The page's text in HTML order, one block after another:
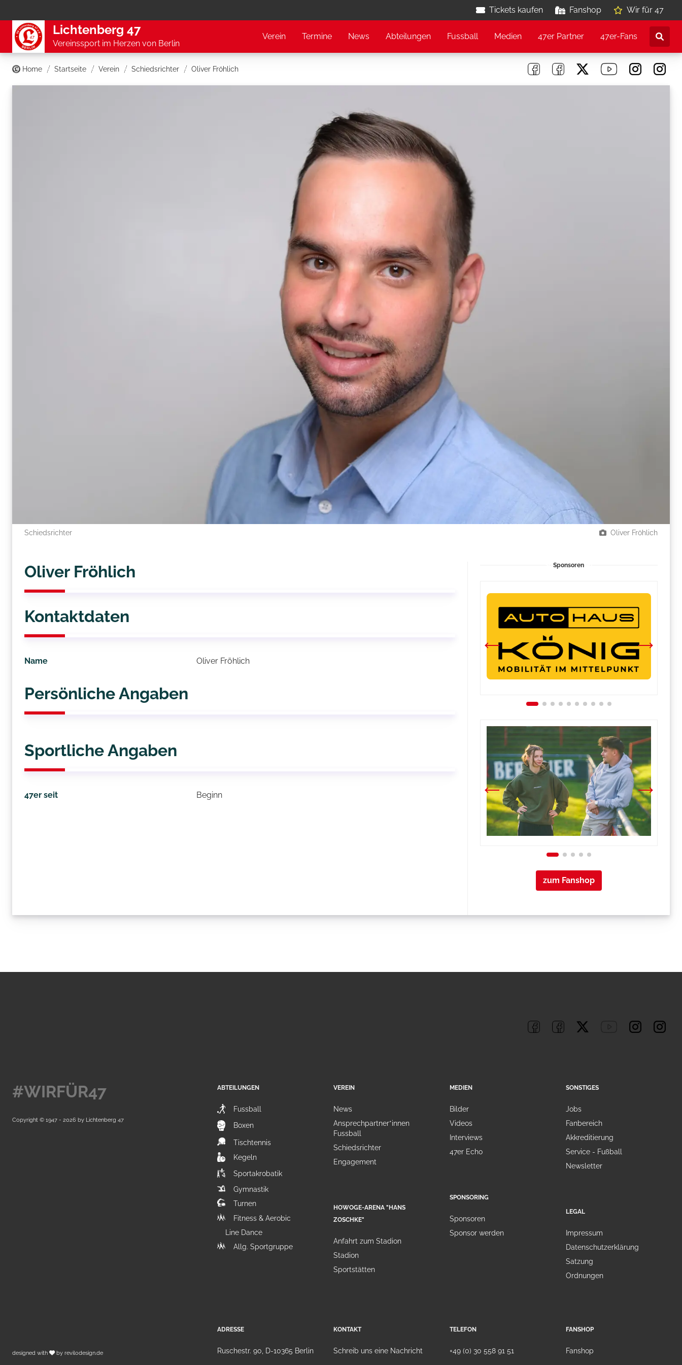
Tickets kaufen Fanshop Wir für 47
Lichtenberg 47
Vereinssport im Herzen von Berlin
Verein Termine News Abteilungen Fussball Medien 47er Partner 47er-Fans
Home Startseite Verein Schiedsrichter Oliver Fröhlich
Schiedsrichter Oliver Fröhlich
Oliver Fröhlich
Kontaktdaten
Name Oliver Fröhlich
Persönliche Angaben
Sportliche Angaben
47er seit Beginn
Sponsoren
zum Fanshop
ABTEILUNGEN
Fussball
Boxen
Tischtennis
Kegeln
Sportakrobatik
Gymnastik
Turnen
Fitness & Aerobic
Line Dance
Allg. Sportgruppe
VEREIN
News
Ansprechpartner*innen
Fussball
Schiedsrichter
Engagement
HOWOGE-ARENA "HANS
ZOSCHKE"
Anfahrt zum Stadion
Stadion
Sportstätten
MEDIEN
Bilder
Videos
Interviews
47er Echo
SPONSORING
Sponsoren
Sponsor werden
SONSTIGES
Jobs
Fanbereich
Akkreditierung
Service - Fußball
Newsletter
LEGAL
Impressum
Datenschutzerklärung
Satzung
Ordnungen
ADRESSE
Ruschestr. 90, D-10365 Berlin
KONTAKT
Schreib uns eine Nachricht
TELEFON
+49 (0) 30 558 91 51
FANSHOP
Fanshop
#WIRFÜR47
Copyright © 1947 - 2026 by Lichtenberg 47
designed with by revilodesign.de